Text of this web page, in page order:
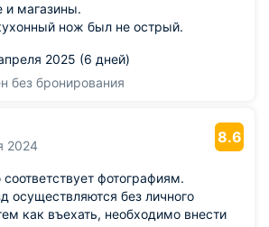
и магазины.
нож был не острый.
2025 (6 дней)
без бронирования
2024
8.6
фотографиям.
осуществляются без личного
как въехать, необходимо внести